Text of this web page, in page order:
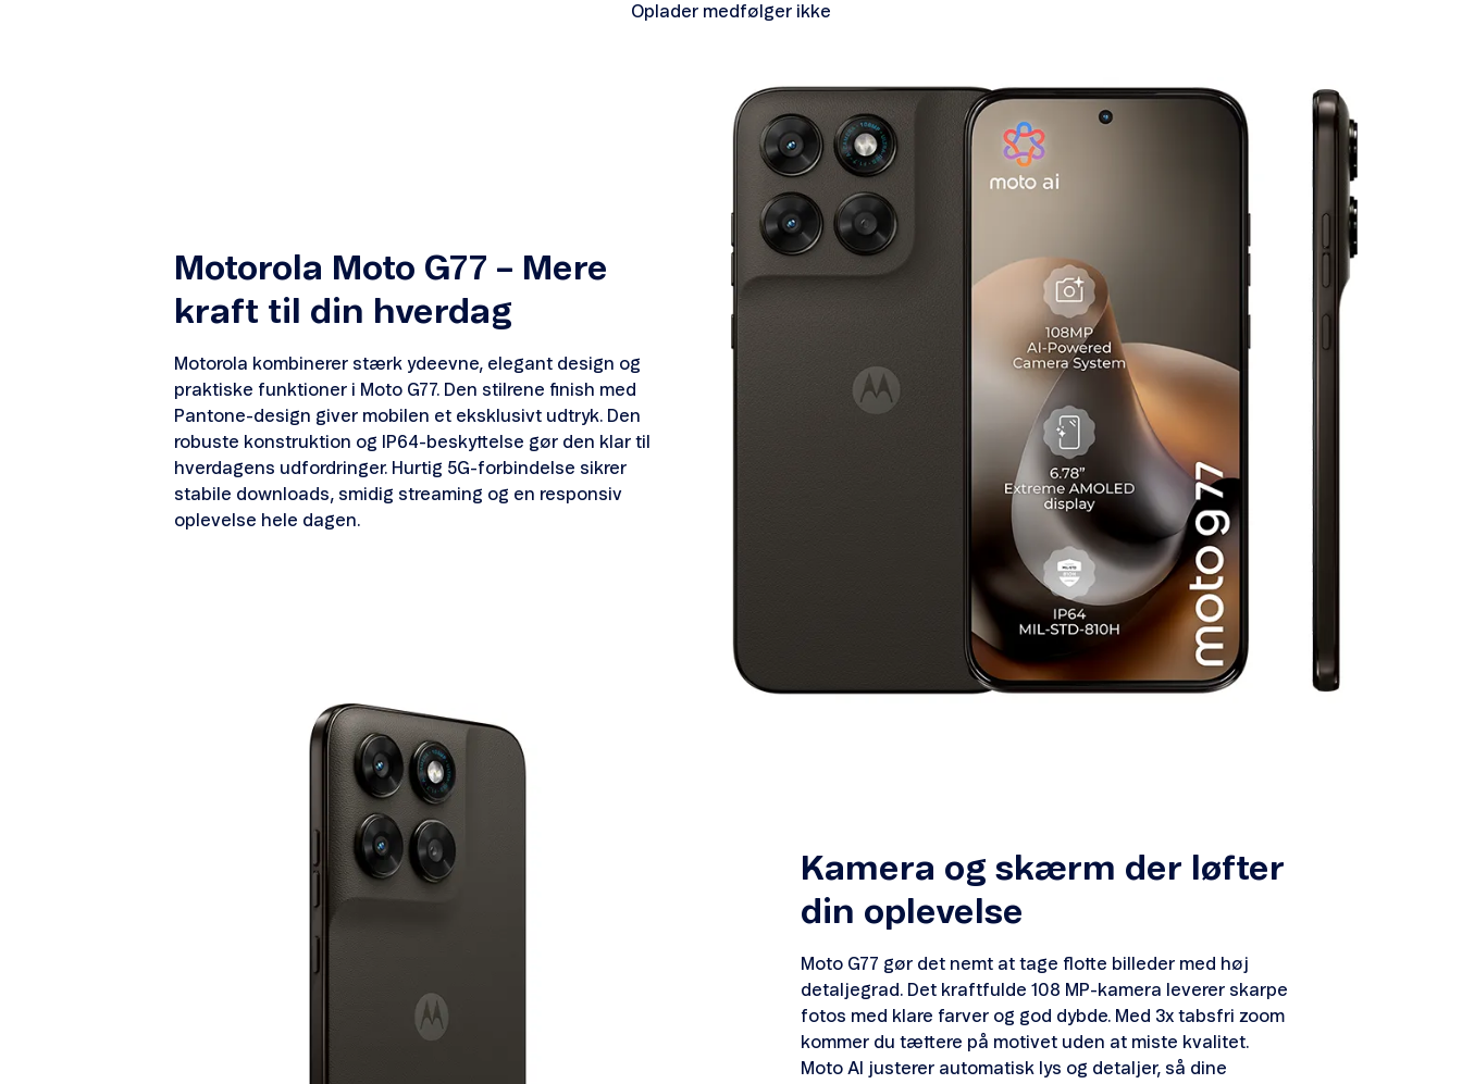
Oplader medfølger ikke
Motorola Moto G77 – Mere
kraft til din hverdag
Motorola kombinerer stærk ydeevne, elegant design og
praktiske funktioner i Moto G77. Den stilrene finish med
Pantone-design giver mobilen et eksklusivt udtryk. Den
robuste konstruktion og IP64-beskyttelse gør den klar til
hverdagens udfordringer. Hurtig 5G-forbindelse sikrer
stabile downloads, smidig streaming og en responsiv
oplevelse hele dagen.
Kamera og skærm der løfter
din oplevelse
Moto G77 gør det nemt at tage flotte billeder med høj
detaljegrad. Det kraftfulde 108 MP-kamera leverer skarpe
fotos med klare farver og god dybde. Med 3x tabsfri zoom
kommer du tættere på motivet uden at miste kvalitet.
Moto AI justerer automatisk lys og detaljer, så dine